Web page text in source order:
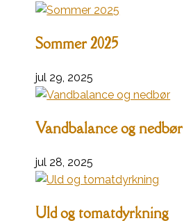
Sommer 2025
jul 29, 2025
Vandbalance og nedbør
jul 28, 2025
Uld og tomatdyrkning